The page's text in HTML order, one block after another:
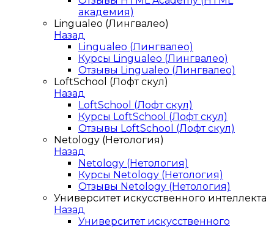
академия)
Lingualeo (Лингвалео)
Назад
Lingualeo (Лингвалео)
Курсы Lingualeo (Лингвалео)
Отзывы Lingualeo (Лингвалео)
LoftSchool (Лофт скул)
Назад
LoftSchool (Лофт скул)
Курсы LoftSchool (Лофт скул)
Отзывы LoftSchool (Лофт скул)
Netology (Нетология)
Назад
Netology (Нетология)
Курсы Netology (Нетология)
Отзывы Netology (Нетология)
Университет искусственного интеллекта
Назад
Университет искусственного